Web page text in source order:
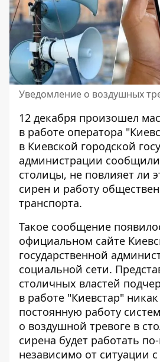
Уведомление о воздушных
12 декабря произошел
в работе оператора
в Киевской городской
администрации
столицы, не повлияет ли
сирен и работу
транспорта.
Такое сообщение
официальном сайте
государственной
социальной сети.
столичных властей
в работе "Киевстар"
постоянную работу
о воздушной тревоге в
сирена будет работать
независимо от ситуации